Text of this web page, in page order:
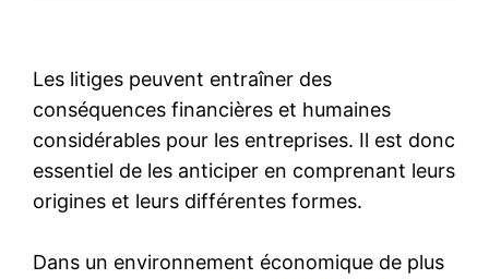
Les litiges peuvent entraîner des
conséquences financières et humaines
considérables pour les entreprises. Il est donc
essentiel de les anticiper en comprenant leurs
origines et leurs différentes formes.
Dans un environnement économique de plus